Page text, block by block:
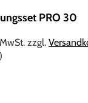
PRO 30
zzgl.
)